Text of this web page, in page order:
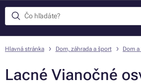
Hlavná stránka Dom, záhrada a šport Dom
Lacné Vianočné